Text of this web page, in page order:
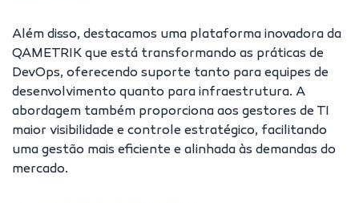
Além disso, destacamos uma plataforma inovadora da
QAMETRIK que está transformando as práticas de
DevOps, oferecendo suporte tanto para equipes de
desenvolvimento quanto para infraestrutura. A
abordagem também proporciona aos gestores de TI
maior visibilidade e controle estratégico, facilitando
uma gestão mais eficiente e alinhada às demandas do
mercado.